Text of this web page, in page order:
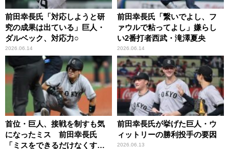
前田幸長氏「対応しようと研
究の成果は出ている」巨人・
ダルベック、対応力○
2026.06.14
前田幸長氏「繋いでよし、フ
ァウルで粘ってよし」嫌らし
い2番打者西武・滝澤夏央
2026.06.14
首位・巨人、接戦を制すも気
になったミス 前田幸長氏
「ミスをできるだけなくすこ
前田幸長氏が挙げた巨人・ウ
ィットリーの勝利投手の要因
2026.06.13